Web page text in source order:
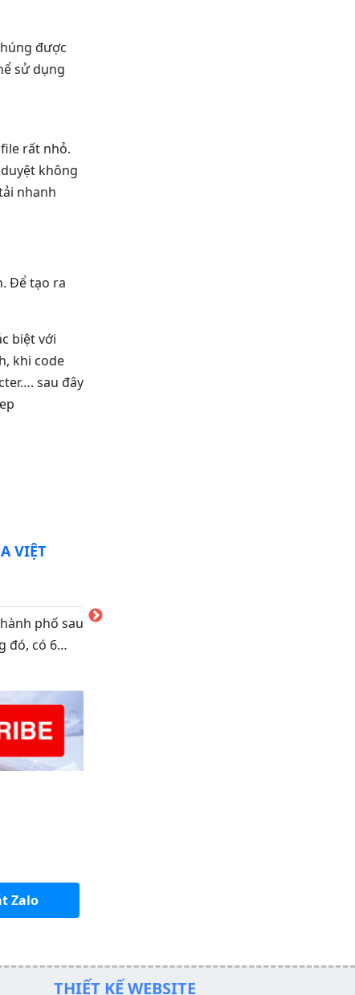
được
sử dụng
rất nhỏ.
không
nhanh
Để tạo ra
biệt với
khi code
sau đây
VIỆT
phố sau
đó, có 6…
Zalo
THIẾT KẾ WEBSITE